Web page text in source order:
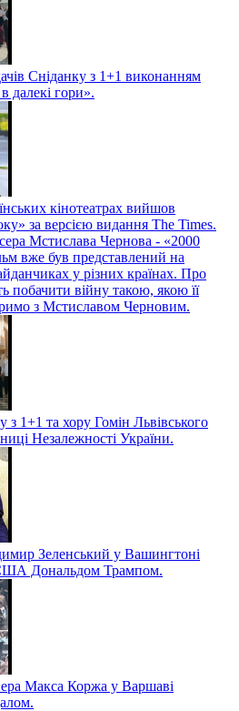
Сніданку з 1+1 виконанням
далекі гори».
кінотеатрах вийшов
за версією видання The Times.
Мстислава Чернова - «2000
вже був представлений на
у різних країнах. Про
побачити війну такою, якою її
з Мстиславом Черновим.
1+1 та хору Гомін Львівського
Незалежності України.
Зеленський у Вашингтоні
США Дональдом Трампом.
Макса Коржа у Варшаві